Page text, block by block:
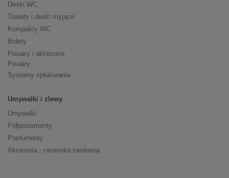
Deski WC
Toalety i deski myjące
Kompakty WC
Bidety
Pisuary i akcesoria
Pisuary
Systemy spłukiwania
Umywalki i zlewy
Umywalki
Półpostumenty
Postumenty
Akcesoria - ceramika sanitarna